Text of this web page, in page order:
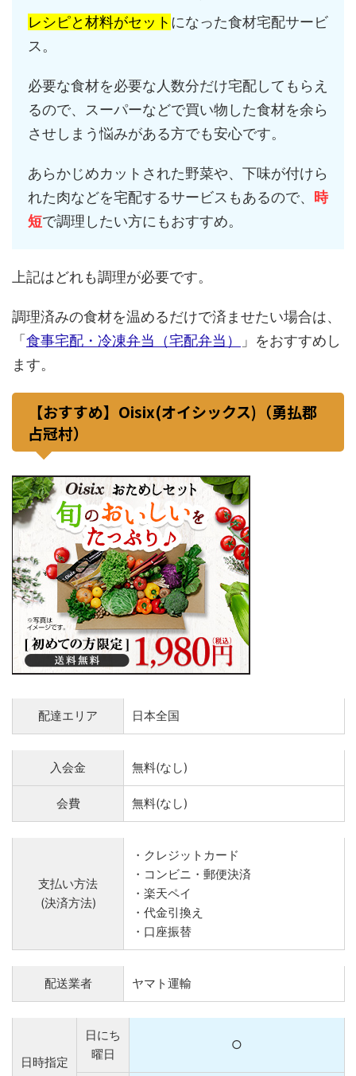
レシピと材料がセット になった食材宅配サービ
ス。
必要な食材を必要な人数分だけ宅配してもらえ
るので、スーパーなどで買い物した食材を余ら
させしまう悩みがある方でも安心です。
あらかじめカットされた野菜や、下味が付けら
れた肉などを宅配するサービスもあるので、
時
短で調理したい方にもおすすめ。
上記はどれも調理が必要です。
調理済みの食材を温めるだけで済ませたい場合は、
「 食事宅配・冷凍弁当（宅配弁当）
」をおすすめし
ます。
【おすすめ】Oisix(オイシックス)（勇払郡
占冠村）
配達エリア 日本全国
入会金 無料(なし)
会費 無料(なし)
支払い方法
(決済方法)
・クレジットカード
・コンビニ・郵便決済
・楽天ペイ
・代金引換え
・口座振替
配送業者 ヤマト運輸
日時指定
日にち
曜日
○